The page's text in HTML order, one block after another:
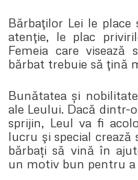
Bărbaţilor Lei le
atenţie, le plac
Femeia care visează
bărbat trebuie să ţină
Bunătatea și
ale Leului. Dacă dintr-
sprijin, Leul va fi
lucru şi special crează
bărbați să vină în
un motiv bun pentru